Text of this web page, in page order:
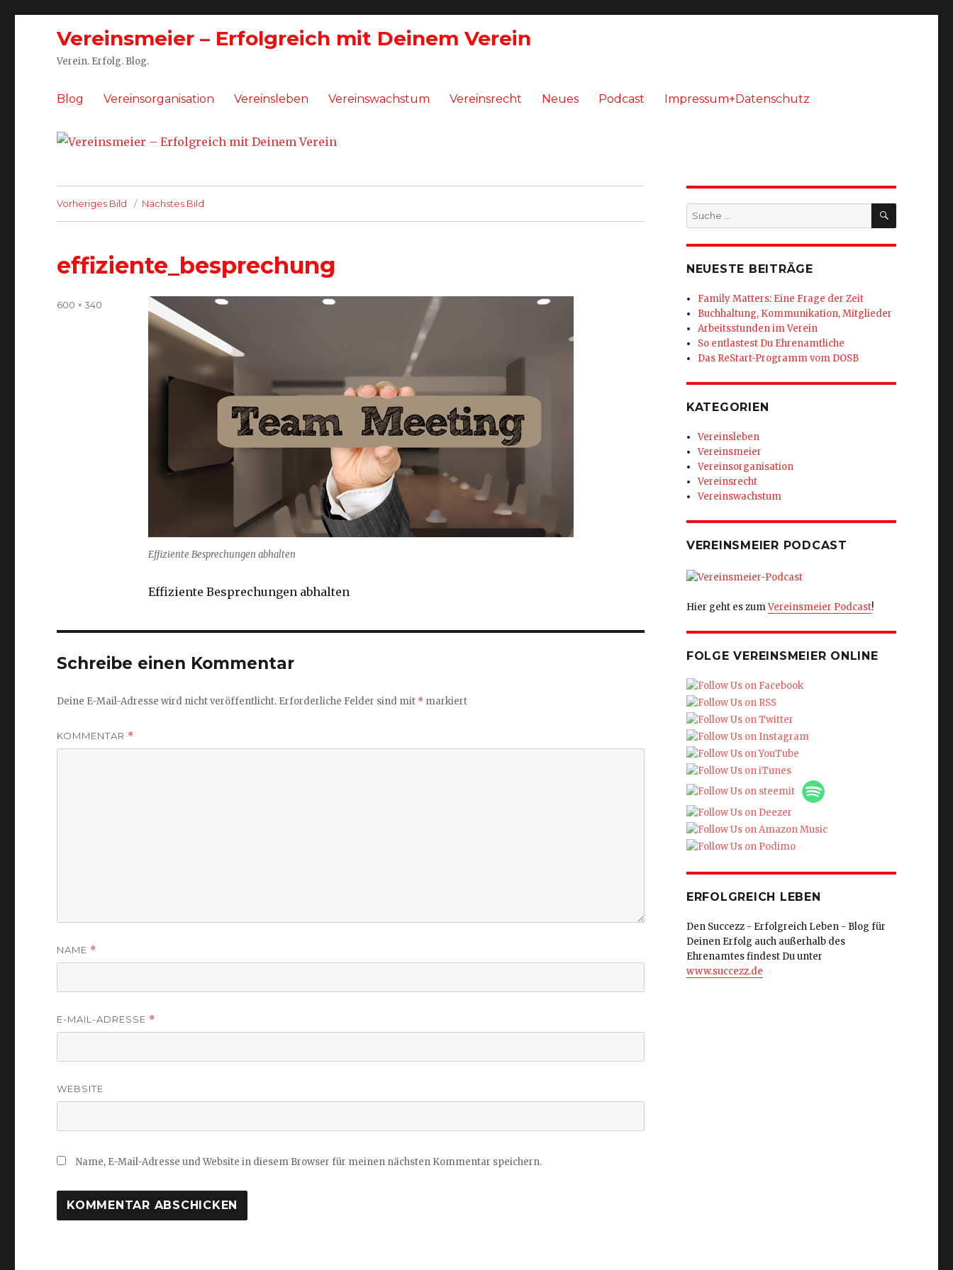
Vereinsmeier – Erfolgreich mit Deinem Verein
Verein. Erfolg. Blog.
Blog Vereinsorganisation Vereinsleben Vereinswachstum Vereinsrecht Neues Podcast Impressum+Datenschutz
Vorheriges Bild Nächstes Bild
effiziente_besprechung
Effiziente Besprechungen abhalten
Effiziente Besprechungen abhalten
Volle
600 × 340
Schreibe einen Kommentar
Deine E-Mail-Adresse wird nicht veröffentlicht. Erforderliche Felder sind mit * markiert
KOMMENTAR *
NAME *
E-MAIL-ADRESSE *
WEBSITE
Name, E-Mail-Adresse und Website in diesem Browser für meinen nächsten Kommentar speichern.
Suche
nach:
SUCHEN
NEUESTE BEITRÄGE
Family Matters: Eine Frage der Zeit
Buchhaltung, Kommunikation, Mitglieder
Arbeitsstunden im Verein
So entlastest Du Ehrenamtliche
Das ReStart-Programm vom DOSB
KATEGORIEN
Vereinsleben
Vereinsmeier
Vereinsorganisation
Vereinsrecht
Vereinswachstum
VEREINSMEIER PODCAST
Hier geht es zumVereinsmeier Podcast!
FOLGE VEREINSMEIER ONLINE
ERFOLGREICH LEBEN
Den Succezz - Erfolgreich Leben - Blog für
Deinen Erfolg auch außerhalb des
Ehrenamtes findest Du unter
www.succezz.de